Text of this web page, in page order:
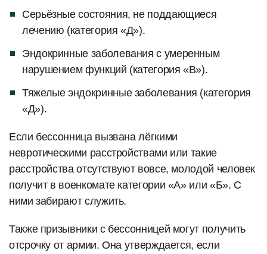
Серьёзные состояния, не поддающиеся
лечению (категория «Д»).
Эндокринные заболевания с умеренным
нарушением функций (категория «В»).
Тяжелые эндокринные заболевания (категория
«Д»).
Если бессонница вызвана лёгкими
невротическими расстройствами или такие
расстройства отсутствуют вовсе, молодой человек
получит в военкомате категории «А» или «Б». С
ними забирают служить.
Также призывники с бессонницей могут получить
отсрочку от армии. Она утверждается, если